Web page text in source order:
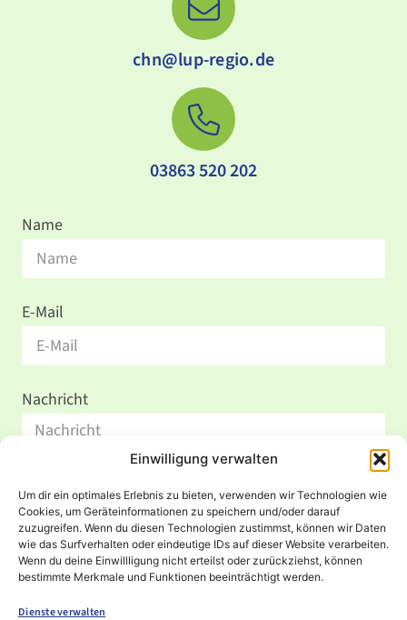
Einwilligung verwalten
Um dir ein optimales Erlebnis zu bieten, verwenden wir Technologien wie
Cookies, um Geräteinformationen zu speichern und/oder darauf
zuzugreifen. Wenn du diesen Technologien zustimmst, können wir Daten
wie das Surfverhalten oder eindeutige IDs auf dieser Website verarbeiten.
Wenn du deine Einwillligung nicht erteilst oder zurückziehst, können
bestimmte Merkmale und Funktionen beeinträchtigt werden.
Dienste verwalten
chn@lup-regio.de
03863 520 202
Name
E-Mail
Nachricht
Senden